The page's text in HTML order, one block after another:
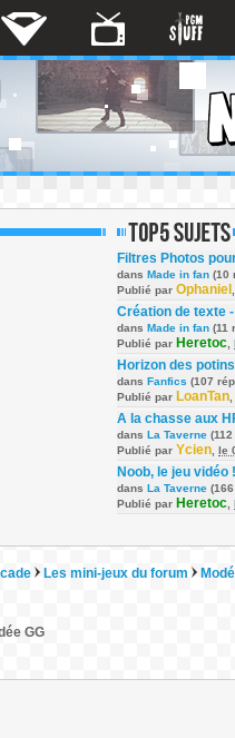
Filtres Photos
dans Made in fan (10
Publié par Ophaniel
Création de texte
dans Made in fan (11
Publié par Heretoc
Horizon des potins
dans Fanfics (107
Publié par LoanTan
A la chasse aux
dans La Taverne
Publié par Ycien le
Noob, le jeu vidéo !
dans La Taverne
Publié par Heretoc
Les mini-jeux du forum
GG